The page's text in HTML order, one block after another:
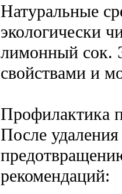
Натуральные
экологически
лимонный сок.
свойствами и
Профилактика
После
рекомендаций: